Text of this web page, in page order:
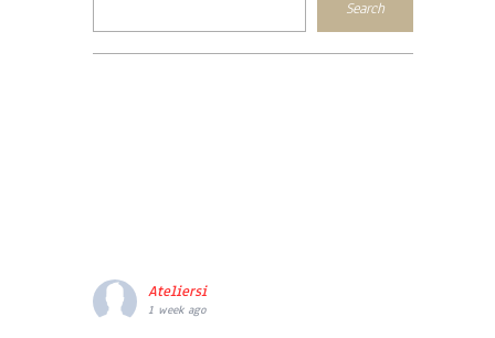
Ateliersi
1 week ago